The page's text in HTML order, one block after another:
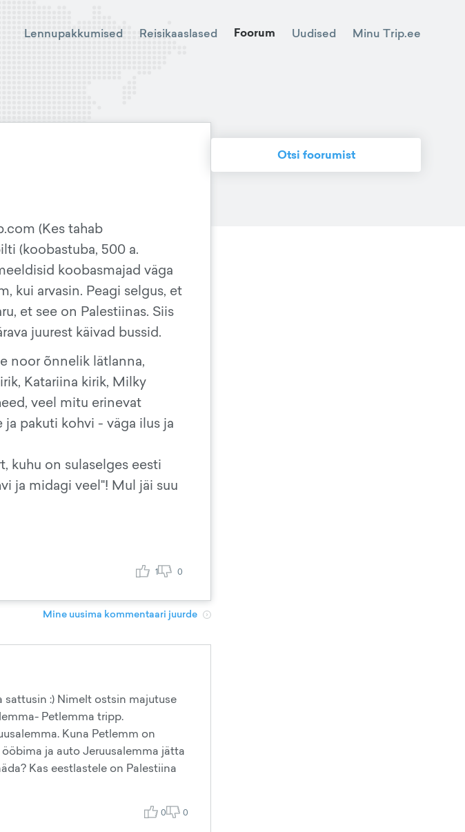
Lennupakkumised Reisikaaslased Foorum Uudised Minu Trip.ee
(Kes tahab
(koobastuba, 500 a.
koobasmajad väga
kui arvasin. Peagi selgus, et
et see on Palestiinas. Siis
juurest käivad bussid.
noor õnnelik lätlanna,
Katariina kirik, Milky
veel mitu erinevat
pakuti kohvi - väga ilus ja
kuhu on sulaselges eesti
ja midagi veel"! Mul jäi suu
1 0
Mine uusima kommentaari juurde
sattusin :) Nimelt ostsin majutuse
Petlemma tripp.
Kuna Petlemm on
ja auto Jeruusalemma jätta
Kas eestlastele on Palestiina
0 0
Otsi foorumist